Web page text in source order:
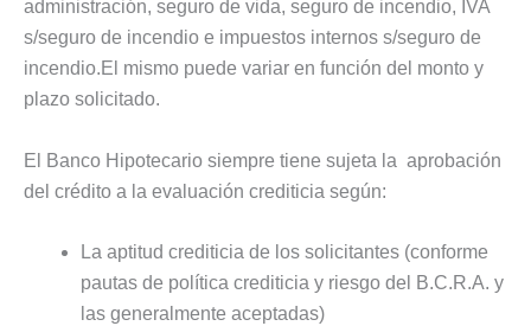
administración, seguro de vida, seguro de incendio, IVA
s/seguro de incendio e impuestos internos s/seguro de
incendio.El mismo puede variar en función del monto y
plazo solicitado.
El Banco Hipotecario siempre tiene sujeta la aprobación
del crédito a la evaluación crediticia según:
La aptitud crediticia de los solicitantes (conforme
pautas de política crediticia y riesgo del B.C.R.A. y
las generalmente aceptadas)